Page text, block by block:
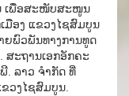
ເພື່ອສະໜັບສະໜູນ
ອງ ແຂວງໄຊສົມບູນ
ຍພົວພັນທາງການທູດ
ສະຖານເອກອັກຄະ
. ລາວ ຈຳກັດ ທີ່
ວງໄຊສົມບູນ.